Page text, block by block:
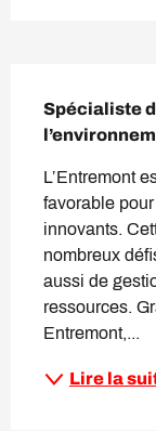
Spécialiste
L’Entremont
favorable
innovants.
nombreux
aussi de
ressources.
Entremont,...
Lire la